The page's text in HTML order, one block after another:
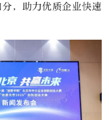
，助力优质企业快速